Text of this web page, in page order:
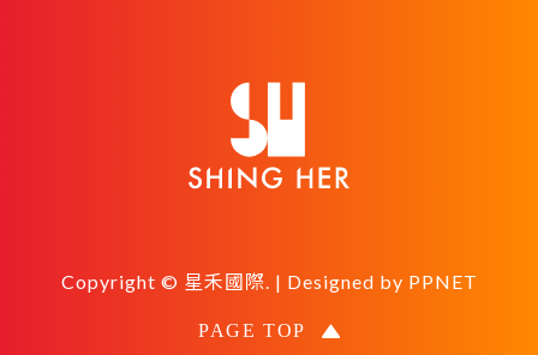
Copyright © 星禾國際. | Designed by PPNET